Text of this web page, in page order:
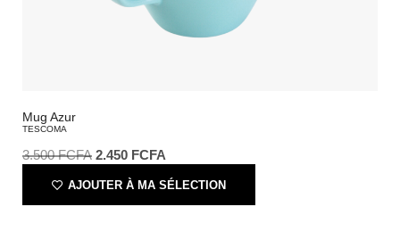
Mug Azur
TESCOMA
3.500FCFA 2.450 FCFA
AJOUTER À MA SÉLECTION